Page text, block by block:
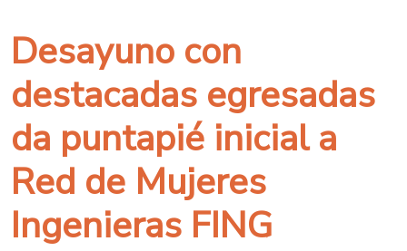
Desayuno con
destacadas egresadas
da puntapié inicial a
Red de Mujeres
Ingenieras FING